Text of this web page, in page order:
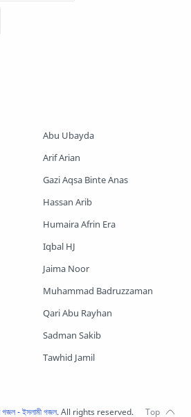
Abu Ubayda
Arif Arian
Gazi Aqsa Binte Anas
Hassan Arib
Humaira Afrin Era
Iqbal HJ
Jaima Noor
Muhammad Badruzzaman
Qari Abu Rayhan
Sadman Sakib
Tawhid Jamil
- ইসলামী গজল. All rights reserved.